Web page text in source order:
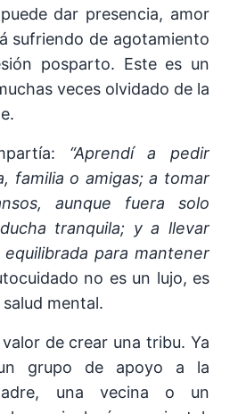
dar presencia, amor
sufriendo de agotamiento
posparto. Este es un
veces olvidado de la
“Aprendí a pedir
familia o amigas; a tomar
aunque fuera solo
tranquila; y a llevar
para mantener
no es un lujo, es
mental.
de crear una tribu. Ya
grupo de apoyo a la
una vecina o un